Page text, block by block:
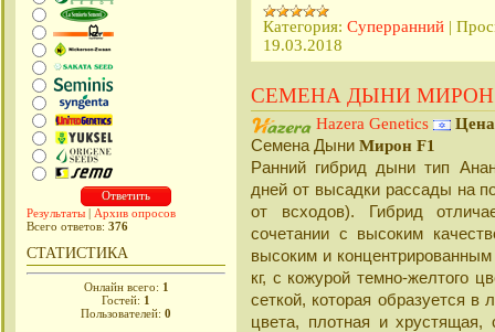
Результаты | Архив опросов
Всего ответов: 376
СТАТИСТИКА
Онлайн всего: 1
Гостей: 1
Пользователей: 0
Категория: Суперранний |
19.03.2018
СЕМЕНА ДЫНИ МИРОН
Hazera Genetics
Cемена Дыни Мирон F1
Ранний гибрид дыни тип
дней от высадки рассады на
от всходов). Гибрид
сочетании с высоким
высоким и
кг, с кожурой темно-желтого
сеткой, которая образуется
цвета, плотная и